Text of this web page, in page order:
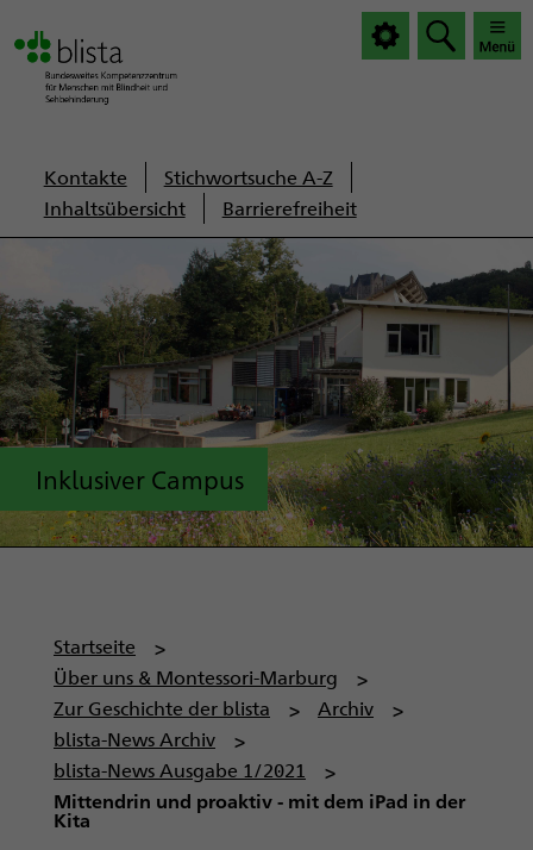
Servicenavigation
Kontakte
Stichwortsuche A-Z
Inhaltsübersicht
Barrierefreiheit
Inklusiver Campus
P
f
a
d
n
a
v
Startseite
Über uns & Montessori-Marburg
Zur Geschichte der blista
Archiv
blista-News Archiv
blista-News Ausgabe 1/2021
Mittendrin und proaktiv - mit dem iPad in der
Kita